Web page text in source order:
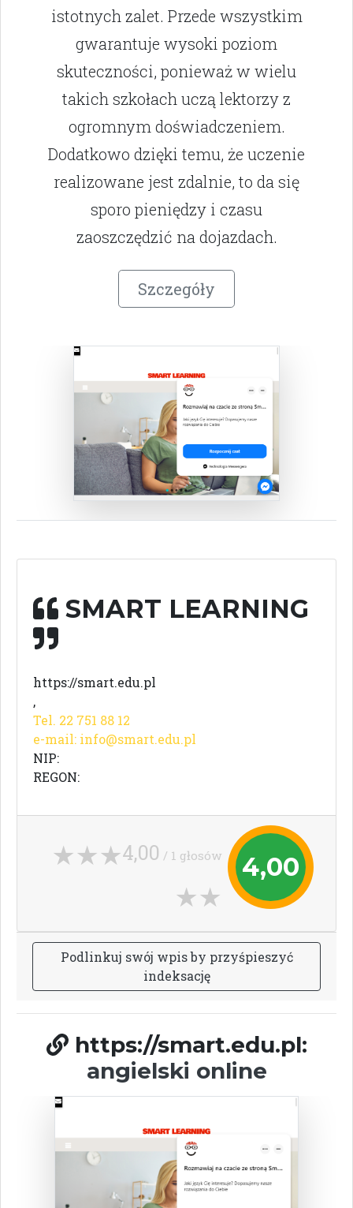
istotnych zalet. Przede wszystkim
gwarantuje wysoki poziom
skuteczności, ponieważ w wielu
takich szkołach uczą lektorzy z
ogromnym doświadczeniem.
Dodatkowo dzięki temu, że uczenie
realizowane jest zdalnie, to da się
sporo pieniędzy i czasu
zaoszczędzić na dojazdach.
Szczegóły
SMART LEARNING
https://smart.edu.pl
,
Tel. 22 751 88 12
e-mail: info@smart.edu.pl
NIP:
REGON:
4,00
4,00 / 1 głosów
Podlinkuj swój wpisby przyśpieszyć
indeksację
https://smart.edu.pl:
angielski online